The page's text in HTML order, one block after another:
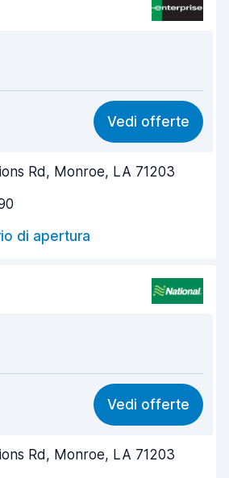
8,1
8,2
8,2
Vedi offerte
Rd, Monroe, LA 71203
di apertura
8,1
8,2
Vedi offerte
Rd, Monroe, LA 71203